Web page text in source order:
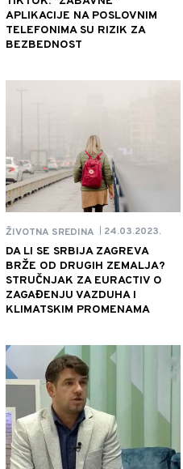
APLIKACIJE NA POSLOVNIM
TELEFONIMA SU RIZIK ZA
BEZBEDNOST
ŽIVOTNA SREDINA 24.03.2023.
DA LI SE SRBIJA ZAGREVA
BRŽE OD DRUGIH ZEMALJA?
STRUČNJAK ZA EURACTIV O
ZAGAĐENJU VAZDUHA I
KLIMATSKIM PROMENAMA